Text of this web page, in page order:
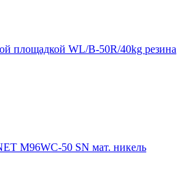
площадкой WL/B-50R/40kg резина
M96WC-50 SN мат. никель